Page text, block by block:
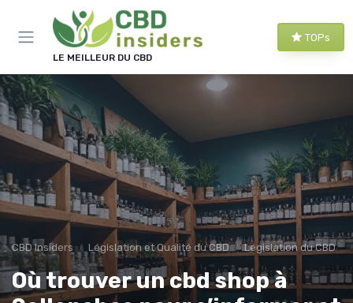
LE MEILLEUR DU CBD
TOPs
CBD Insiders Législation et Qualité du CBD Législation du CBD
Où trouver un cbd shop à
Panneau de gestion des cookies